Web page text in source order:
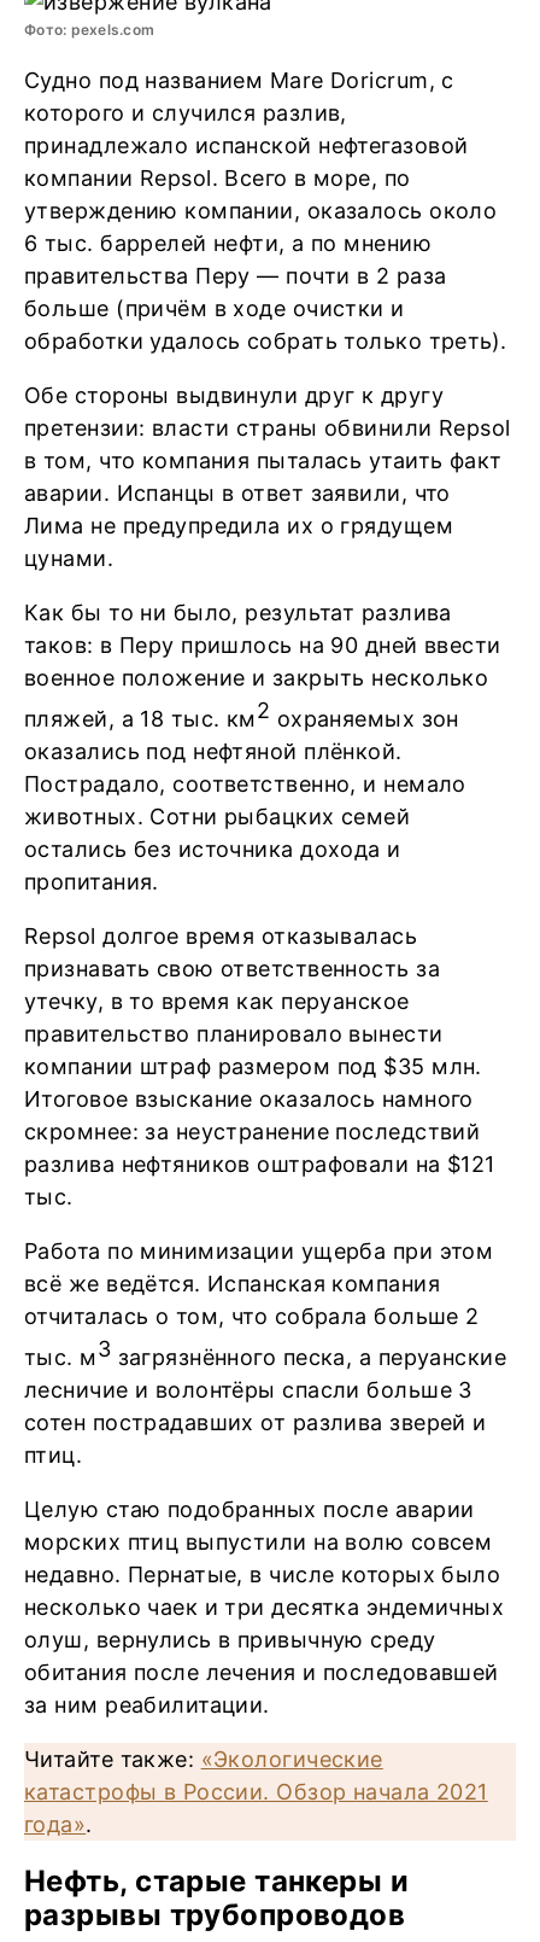
Фото: pexels.com
Судно под названием Mare Doricrum, с
которого и случился разлив,
принадлежало испанской нефтегазовой
компании Repsol. Всего в море, по
утверждению компании, оказалось около
6 тыс. баррелей нефти, а по мнению
правительства Перу — почти в 2 раза
больше (причём в ходе очистки и
обработки удалось собрать только треть).
Обе стороны выдвинули друг к другу
претензии: власти страны обвинили Repsol
в том, что компания пыталась утаить факт
аварии. Испанцы в ответ заявили, что
Лима не предупредила их о грядущем
цунами.
Как бы то ни было, результат разлива
таков: в Перу пришлось на 90 дней ввести
военное положение и закрыть несколько
пляжей, а 18 тыс. км2 охраняемых зон
оказались под нефтяной плёнкой.
Пострадало, соответственно, и немало
животных. Сотни рыбацких семей
остались без источника дохода и
пропитания.
Repsol долгое время отказывалась
признавать свою ответственность за
утечку, в то время как перуанское
правительство планировало вынести
компании штраф размером под $35 млн.
Итоговое взыскание оказалось намного
скромнее: за неустранение последствий
разлива нефтяников оштрафовали на $121
тыс.
Работа по минимизации ущерба при этом
всё же ведётся. Испанская компания
отчиталась о том, что собрала больше 2
тыс. м3 загрязнённого песка, а перуанские
лесничие и волонтёры спасли больше 3
сотен пострадавших от разлива зверей и
птиц.
Целую стаю подобранных после аварии
морских птиц выпустили на волю совсем
недавно. Пернатые, в числе которых было
несколько чаек и три десятка эндемичных
олуш, вернулись в привычную среду
обитания после лечения и последовавшей
за ним реабилитации.
Читайте также: «Экологические
катастрофы в России. Обзор начала 2021
года».
Нефть, старые танкеры и
разрывы трубопроводов